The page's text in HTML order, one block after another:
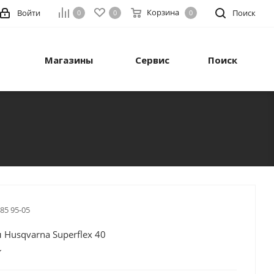
Поиск
0 0 Корзина 0
Войти
Магазины Сервис Поиск
95-05
Husqvarna Superflex 40